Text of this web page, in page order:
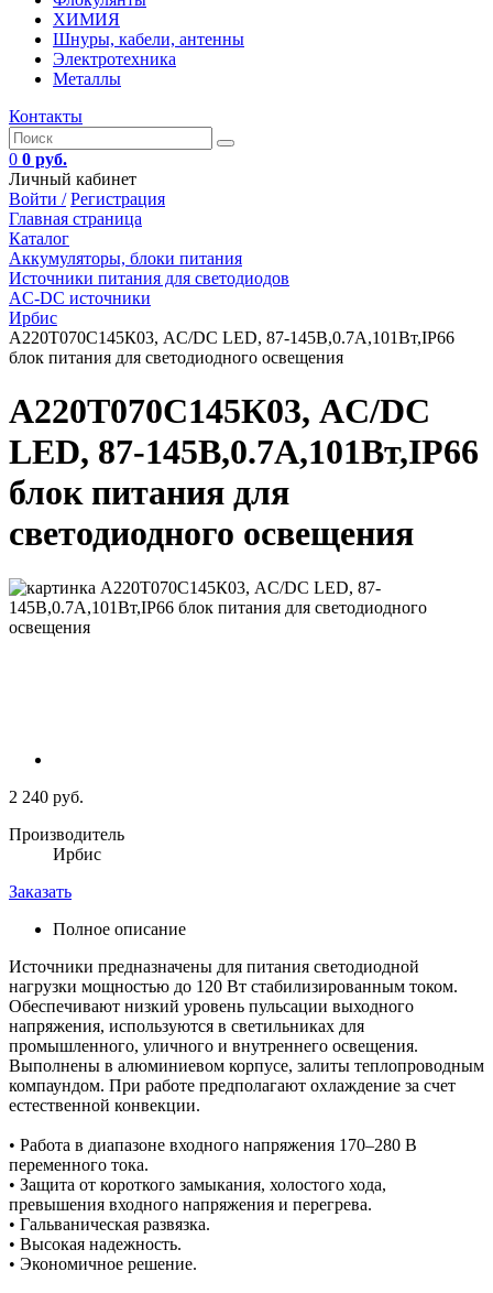
ХИМИЯ
Шнуры, кабели, антенны
Электротехника
Металлы
Контакты
0 0 руб.
Личный кабинет
Войти / Регистрация
Главная страница
Каталог
Аккумуляторы, блоки питания
Источники питания для светодиодов
AC-DC источники
Ирбис
А220Т070С145К03, AC/DC LED, 87-145В,0.7А,101Вт,IP66
блок питания для светодиодного освещения
А220Т070С145К03, AC/DC
LED, 87-145В,0.7А,101Вт,IP66
блок питания для
светодиодного освещения
2 240 руб.
Производитель
Ирбис
Заказать
Полное описание
Источники предназначены для питания светодиодной
нагрузки мощностью до 120 Вт стабилизированным током.
Обеспечивают низкий уровень пульсации выходного
напряжения, используются в светильниках для
промышленного, уличного и внутреннего освещения.
Выполнены в алюминиевом корпусе, залиты теплопроводным
компаундом. При работе предполагают охлаждение за счет
естественной конвекции.
• Работа в диапазоне входного напряжения 170–280 В
переменного тока.
• Защита от короткого замыкания, холостого хода,
превышения входного напряжения и перегрева.
• Гальваническая развязка.
• Высокая надежность.
• Экономичное решение.